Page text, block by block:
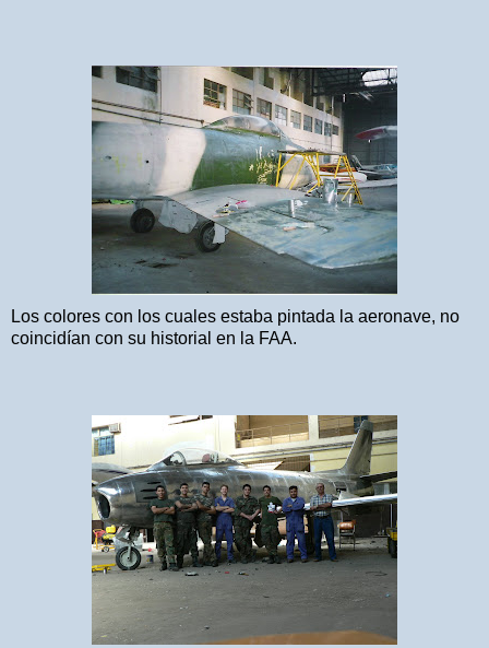
Los colores con los cuales estaba pintada la aeronave, no
coincidían con su historial en la FAA.